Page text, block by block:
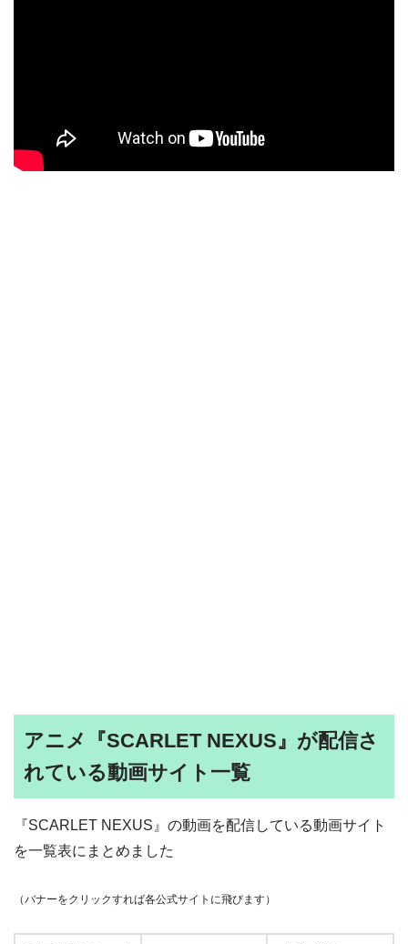
アニメ『SCARLET NEXUS』が配信さ
れている動画サイト一覧
『SCARLET NEXUS』の動画を配信している動画サイト
を一覧表にまとめました
（バナーをクリックすれば各公式サイトに飛びます）